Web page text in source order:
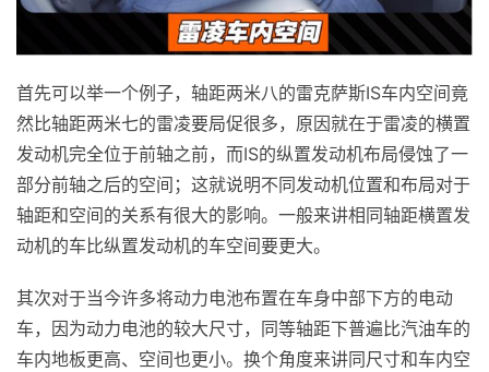
首先可以举一个例子，轴距两米八的雷克萨斯IS车内空间竟
然比轴距两米七的雷凌要局促很多，原因就在于雷凌的横置
发动机完全位于前轴之前，而IS的纵置发动机布局侵蚀了一
部分前轴之后的空间；这就说明不同发动机位置和布局对于
轴距和空间的关系有很大的影响。一般来讲相同轴距横置发
动机的车比纵置发动机的车空间要更大。
其次对于当今许多将动力电池布置在车身中部下方的电动
车，因为动力电池的较大尺寸，同等轴距下普遍比汽油车的
车内地板更高、空间也更小。换个角度来讲同尺寸和车内空